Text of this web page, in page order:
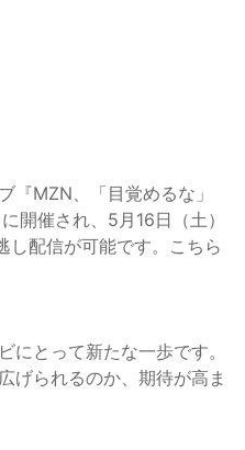
『MZN、「目覚めるな」
開催され、5月16日（土）
配信が可能です。こちら
にとって新たな一歩です。
げられるのか、期待が高ま